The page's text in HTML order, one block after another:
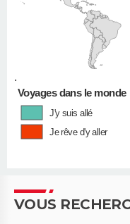
•
Voyages dans le monde
J'y suis allé
Je rêve d'y aller
VOUS